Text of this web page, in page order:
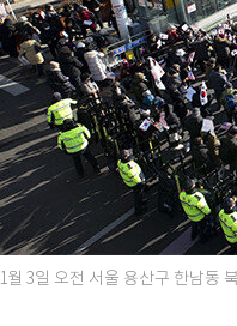
1월 3일 오전 서울 용산구 한남동